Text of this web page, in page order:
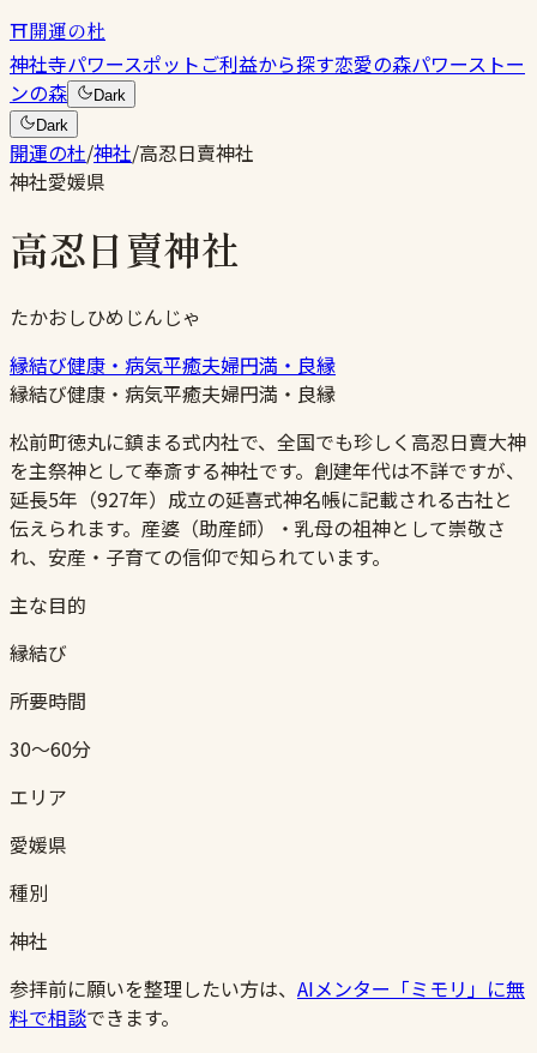
⛩開運の杜
神社寺パワースポットご利益から探す恋愛の森パワーストー
ンの森
Dark
Dark
開運の杜/神社/高忍日賣神社
神社愛媛県
高忍日賣神社
たかおしひめじんじゃ
縁結び健康・病気平癒夫婦円満・良縁
縁結び健康・病気平癒夫婦円満・良縁
松前町徳丸に鎮まる式内社で、全国でも珍しく高忍日賣大神
を主祭神として奉斎する神社です。創建年代は不詳ですが、
延長5年（927年）成立の延喜式神名帳に記載される古社と
伝えられます。産婆（助産師）・乳母の祖神として崇敬さ
れ、安産・子育ての信仰で知られています。
主な目的
縁結び
所要時間
30〜60分
エリア
愛媛県
種別
神社
参拝前に願いを整理したい方は、 AIメンター「ミモリ」に無
料で相談できます。